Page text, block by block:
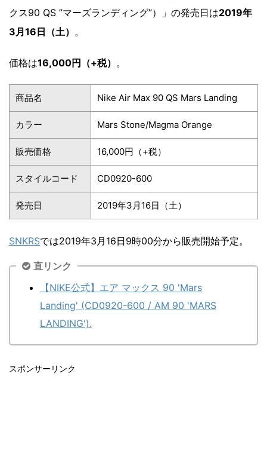
クス90 QS ”マーズランディング”）」の発売日は2019年
3月16日（土） 。
価格は16,000円（+税） 。
商品名 Nike Air Max 90 QS Mars Landing
カラー Mars Stone/Magma Orange
販売価格 16,000円（+税）
スタイルコード CD0920-600
発売日 2019年3月16日（土）
SNKRSでは2019年3月16日9時00分から販売開始予定。
直リンク
【NIKE公式】エア マックス 90 'Mars
Landing' (CD0920-600 / AM 90 'MARS
LANDING').
スポンサーリンク